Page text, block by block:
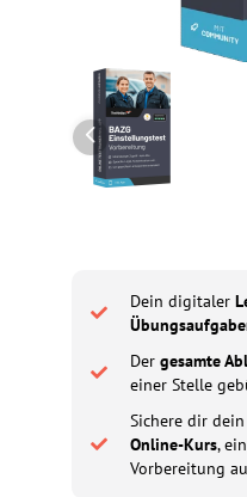
Dein digitaler
Der gesamte
einer Stelle
Sichere dir
Online-Kurs,
Vorbereitung